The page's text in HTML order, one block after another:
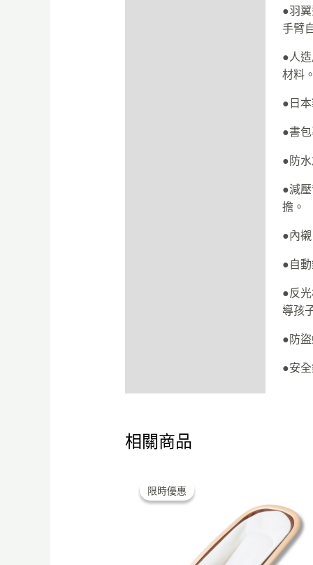
●羽
手臂
●人
材料
●日
●書
●防
●減
擔。
●內
●自
●反
導孩
●防
●安
相關商品
限時優惠
限時優惠was:
$980.00.
$598.00.